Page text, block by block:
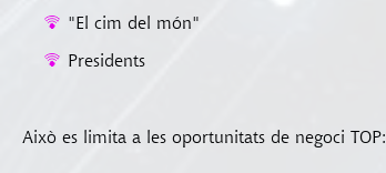
"El cim del món"
Presidents
Això es limita a les oportunitats de negoci TOP: